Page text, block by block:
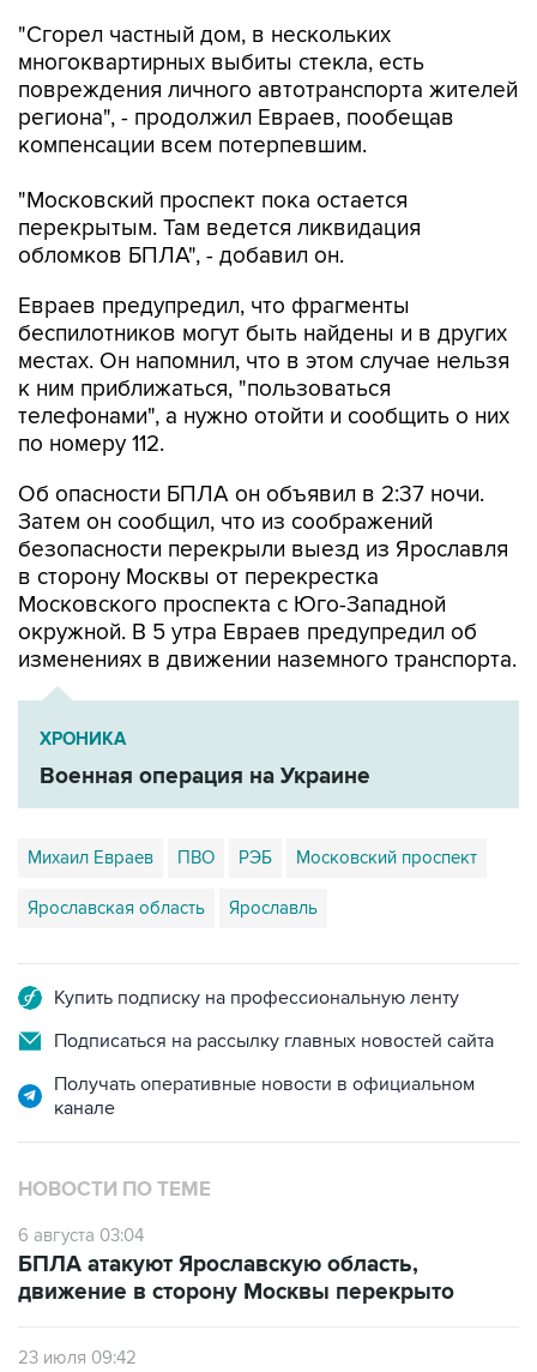
"Сгорел частный дом, в нескольких
многоквартирных выбиты стекла, есть
повреждения личного автотранспорта жителей
региона", - продолжил Евраев, пообещав
компенсации всем потерпевшим.
"Московский проспект пока остается
перекрытым. Там ведется ликвидация
обломков БПЛА", - добавил он.
Евраев предупредил, что фрагменты
беспилотников могут быть найдены и в других
местах. Он напомнил, что в этом случае нельзя
к ним приближаться, "пользоваться
телефонами", а нужно отойти и сообщить о них
по номеру 112.
Об опасности БПЛА он объявил в 2:37 ночи.
Затем он сообщил, что из соображений
безопасности перекрыли выезд из Ярославля
в сторону Москвы от перекрестка
Московского проспекта с Юго-Западной
окружной. В 5 утра Евраев предупредил об
изменениях в движении наземного транспорта.
ХРОНИКА
Военная операция на Украине
Михаил Евраев ПВО РЭБ Московский проспект
Ярославская область Ярославль
Купить подписку на профессиональную ленту
Подписаться на рассылку главных новостей сайта
Получать оперативные новости в официальном
канале
НОВОСТИ ПО ТЕМЕ
6 августа 03:04
БПЛА атакуют Ярославскую область,
движение в сторону Москвы перекрыто
23 июля 09:42